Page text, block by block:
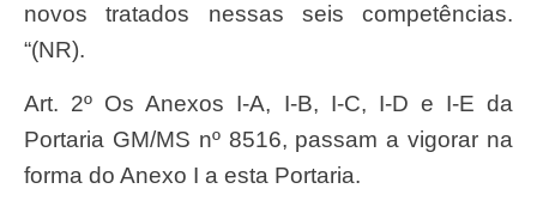
novos tratados nessas seis competências.
“(NR).
Art. 2º Os Anexos I-A, I-B, I-C, I-D e I-E da
Portaria GM/MS nº 8516, passam a vigorar na
forma do Anexo I a esta Portaria.